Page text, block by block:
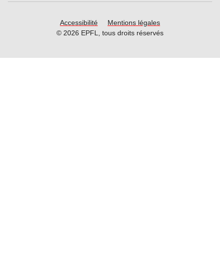
Accessibilité
Mentions légales
© 2026 EPFL, tous droits réservés